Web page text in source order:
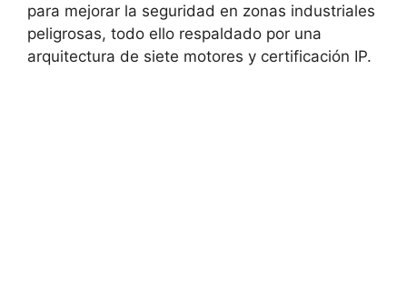
para mejorar la seguridad en zonas industriales
peligrosas, todo ello respaldado por una
arquitectura de siete motores y certificación IP.